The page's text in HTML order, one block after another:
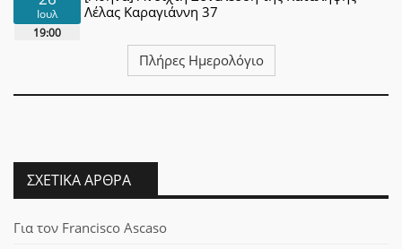
Ιουλ
19:00
Λέλας Καραγιάννη 37
Πλήρες Ημερολόγιο
ΣΧΕΤΙΚΆ ΆΡΘΡΑ
Για τον Francisco Ascaso